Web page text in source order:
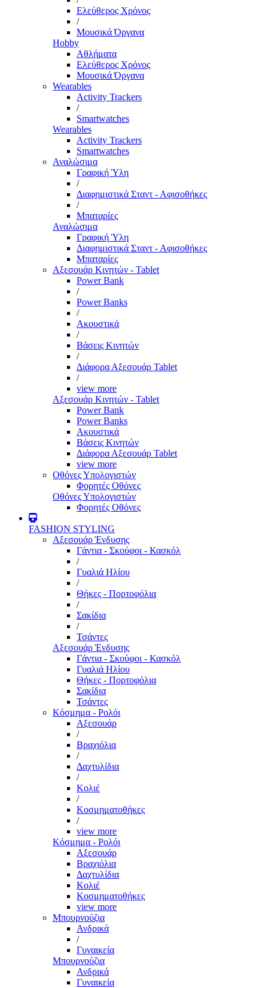
Ελεύθερος Χρόνος
/
Μουσικά Όργανα
Hobby
Αθλήματα
Ελεύθερος Χρόνος
Μουσικά Όργανα
Wearables
Activity Trackers
/
Smartwatches
Wearables
Activity Trackers
Smartwatches
Αναλώσιμα
Γραφική Ύλη
/
Διαφημιστικά Σταντ - Αφισοθήκες
/
Μπαταρίες
Αναλώσιμα
Γραφική Ύλη
Διαφημιστικά Σταντ - Αφισοθήκες
Μπαταρίες
Αξεσουάρ Κινητών - Tablet
Power Bank
/
Power Banks
/
Ακουστικά
/
Βάσεις Κινητών
/
Διάφορα Αξεσουάρ Tablet
/
view more
Αξεσουάρ Κινητών - Tablet
Power Bank
Power Banks
Ακουστικά
Βάσεις Κινητών
Διάφορα Αξεσουάρ Tablet
view more
Οθόνες Υπολογιστών
Φορητές Οθόνες
Οθόνες Υπολογιστών
Φορητές Οθόνες
FASHION STYLING
Αξεσουάρ Ένδυσης
Γάντια - Σκούφοι - Κασκόλ
/
Γυαλιά Ηλίου
/
Θήκες - Πορτοφόλια
/
Σακίδια
/
Τσάντες
Αξεσουάρ Ένδυσης
Γάντια - Σκούφοι - Κασκόλ
Γυαλιά Ηλίου
Θήκες - Πορτοφόλια
Σακίδια
Τσάντες
Κόσμημα - Ρολόι
Αξεσουάρ
/
Βραχιόλια
/
Δαχτυλίδια
/
Κολιέ
/
Κοσμηματοθήκες
/
view more
Κόσμημα - Ρολόι
Αξεσουάρ
Βραχιόλια
Δαχτυλίδια
Κολιέ
Κοσμηματοθήκες
view more
Μπουρνούζια
Ανδρικά
/
Γυναικεία
Μπουρνούζια
Ανδρικά
Γυναικεία